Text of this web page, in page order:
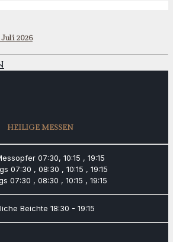
2026
HEILIGE MESSEN
07:30, 10:15 , 19:15
07:30 , 08:30 , 10:15 , 19:15
07:30 , 08:30 , 10:15 , 19:15
Beichte 18:30 - 19:15